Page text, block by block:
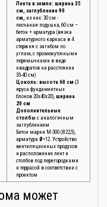
Лента в земле: ширина 35
см, заглубление 90
см, из них: 30 см -
песчаная подушка, 60 см –
бетон + арматура (вязка
арматурного каркаса в 4
стержня с загибом по
углам, с промежуточными
перемычками в виде
квадратов на расстоянии
35-40 см)
Цоколь: высота 60 см (3
яруса фундаментных
блоков 20х40х20), ширина
20 см
Дополнительные
столбы с аналогичным
заглублением
Бетон марки М-300 (В22,5),
арматура Ø=12. Устройство
вентиляционных продухов
и расположение лент и
столбов под перегородками
и террасой в соответствии с
проектом
может